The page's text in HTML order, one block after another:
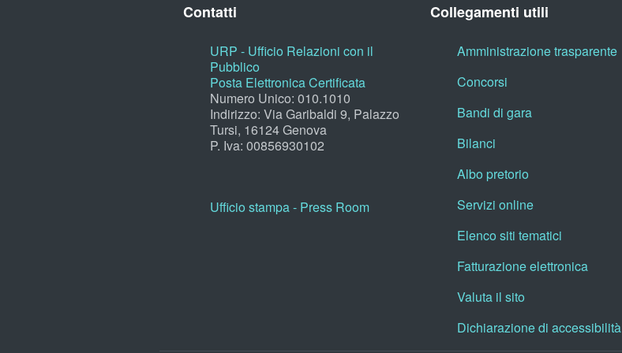
Contatti
URP - Ufficio Relazioni con il
Pubblico
Posta Elettronica Certificata
Numero Unico: 010.1010
Indirizzo: Via Garibaldi 9, Palazzo
Tursi, 16124 Genova
P. Iva: 00856930102
Ufficio stampa - Press Room
Collegamenti utili
Amministrazione trasparente
Concorsi
Bandi di gara
Bilanci
Albo pretorio
Servizi online
Elenco siti tematici
Fatturazione elettronica
Valuta il sito
Dichiarazione di accessibilità